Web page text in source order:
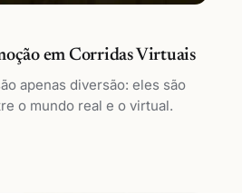
em Corridas Virtuais
apenas diversão: eles são
o mundo real e o virtual.